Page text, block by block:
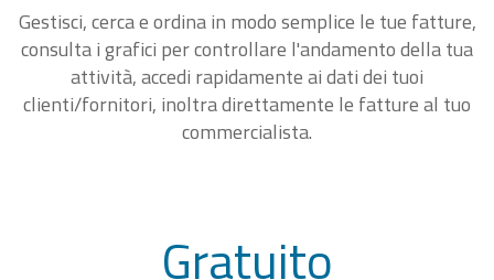
Gestisci, cerca e ordina in modo semplice le tue fatture,
consulta i grafici per controllare l'andamento della tua
attività, accedi rapidamente ai dati dei tuoi
clienti/fornitori, inoltra direttamente le fatture al tuo
commercialista.
Gratuito